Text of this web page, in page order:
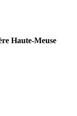
Haute-Meuse